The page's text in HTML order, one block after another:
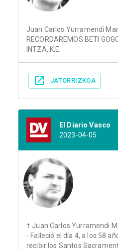
Juan Carlos Yurramendi
RECORDAREMOS BETI
INTZA, K.E.
JATORRIZKOA
El Diario Vasco
2023-04-05
† Juan Carlos Yurramendi
- Falleció el día 4, a los 58
recibir los Santos